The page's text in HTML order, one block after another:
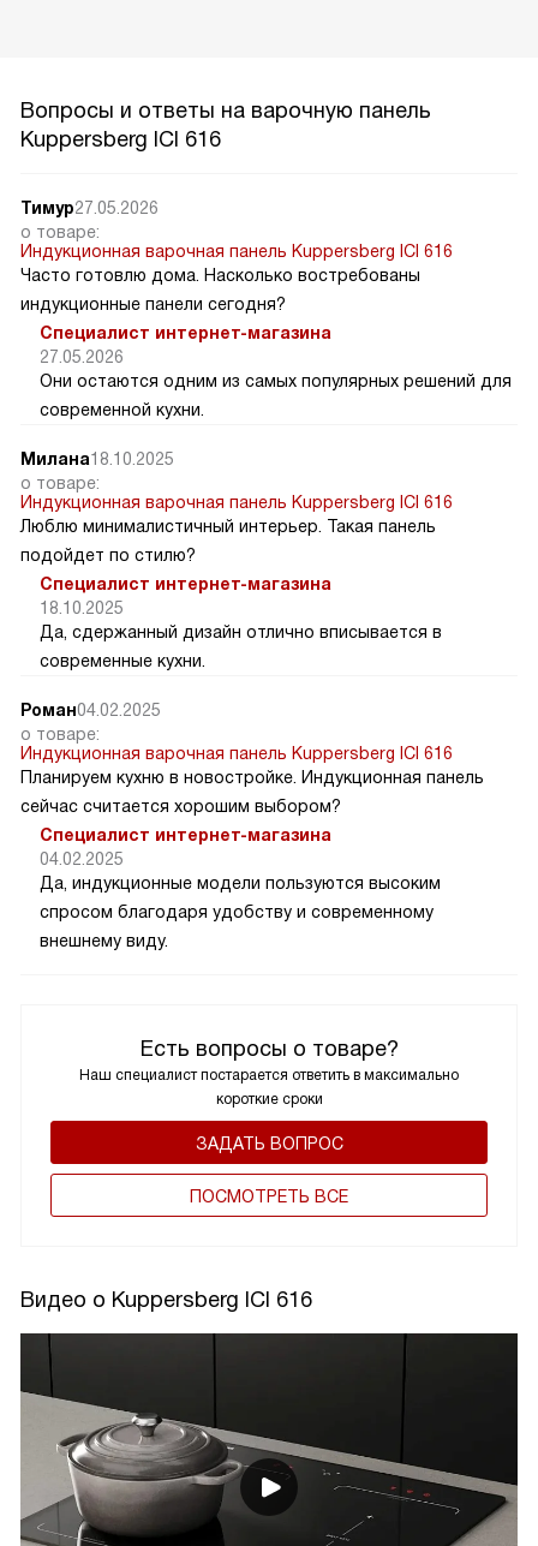
Вопросы и ответы на варочную панель
Kuppersberg ICI 616
Есть вопросы о товаре?
Наш специалист постарается ответить в максимально
короткие сроки
ЗАДАТЬ ВОПРОС
ПОCМОТРЕТЬ ВСЕ
Тимур27.05.2026
о товаре:
Индукционная варочная панель Kuppersberg ICI 616
Часто готовлю дома. Насколько востребованы
индукционные панели сегодня?
Специалист интернет-магазина
27.05.2026
Они остаются одним из самых популярных решений для
современной кухни.
Милана18.10.2025
о товаре:
Индукционная варочная панель Kuppersberg ICI 616
Люблю минималистичный интерьер. Такая панель
подойдет по стилю?
Специалист интернет-магазина
18.10.2025
Да, сдержанный дизайн отлично вписывается в
современные кухни.
Роман04.02.2025
о товаре:
Индукционная варочная панель Kuppersberg ICI 616
Планируем кухню в новостройке. Индукционная панель
сейчас считается хорошим выбором?
Специалист интернет-магазина
04.02.2025
Да, индукционные модели пользуются высоким
спросом благодаря удобству и современному
внешнему виду.
Видео о Kuppersberg ICI 616